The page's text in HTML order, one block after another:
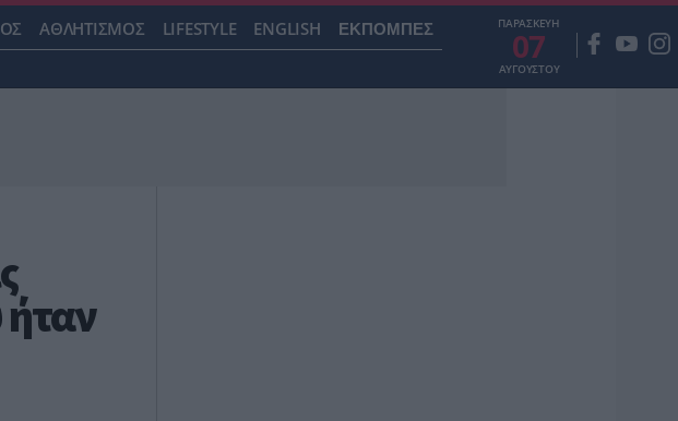
ΑΘΛΗΤΙΣΜΟΣ LIFESTYLE ENGLISH ΕΚΠΟΜΠΕΣ ΠΑΡΑΣΚΕΥΗ
07
ΑΥΓΟΥΣΤΟΥ
ήταν